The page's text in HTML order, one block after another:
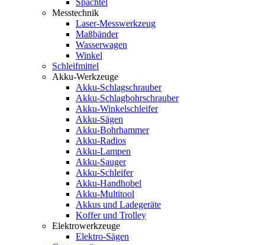
Spachtel
Messtechnik
Laser-Messwerkzeug
Maßbänder
Wasserwagen
Winkel
Schleifmittel
Akku-Werkzeuge
Akku-Schlagschrauber
Akku-Schlagbohrschrauber
Akku-Winkelschleifer
Akku-Sägen
Akku-Bohrhammer
Akku-Radios
Akku-Lampen
Akku-Sauger
Akku-Schleifer
Akku-Handhobel
Akku-Multitool
Akkus und Ladegeräte
Koffer und Trolley
Elektrowerkzeuge
Elektro-Sägen